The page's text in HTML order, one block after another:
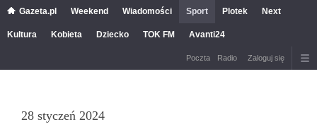
Gazeta.pl Weekend Wiadomości Sport Plotek Next
Kultura Kobieta Dziecko TOK FM Avanti24
Poczta Radio Zaloguj się
28 styczeń 2024